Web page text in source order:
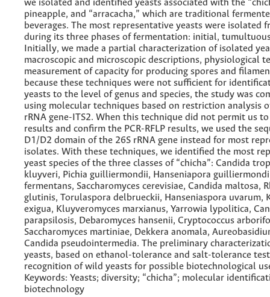
we isolated and identified yeasts associated with the
pineapple, and “arracacha,” which are traditional
beverages. The most representative yeasts were isolated
during its three phases of fermentation: initial,
Initially, we made a partial characterization of isolated
macroscopic and microscopic descriptions, physiological
measurement of capacity for producing spores and
because these techniques were not sufficient for
yeasts to the level of genus and species, the study was
using molecular techniques based on restriction analysis
rRNA gene-ITS2. When this technique did not permit us
results and confirm the PCR-RFLP results, we used the
D1/D2 domain of the 26S rRNA gene instead for most
isolates. With these techniques, we identified the most
yeast species of the three classes of “chicha”: Candida
kluyveri, Pichia guilliermondii, Hanseniapora
fermentans, Saccharomyces cerevisiae, Candida maltosa,
glutinis, Torulaspora delbrueckii, Hanseniaspora uvarum,
exigua, Kluyveromyces marxianus, Yarrowia lypolitica,
parapsilosis, Debaromyces hansenii, Cryptococcus
Saccharomyces martiniae, Dekkera anomala,
Candida pseudointermedia. The preliminary
yeasts, based on ethanol-tolerance and salt-tolerance
recognition of wild yeasts for possible biotechnological
Keywords: Yeasts; diversity; “chicha”; molecular
biotechnology